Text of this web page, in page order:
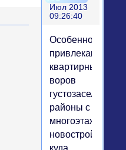
Июл 2013
09:26:40
Особенно
привлекают
квартирных
воров
густозаселенные
районы с
многоэтажными
новостройками,
куда